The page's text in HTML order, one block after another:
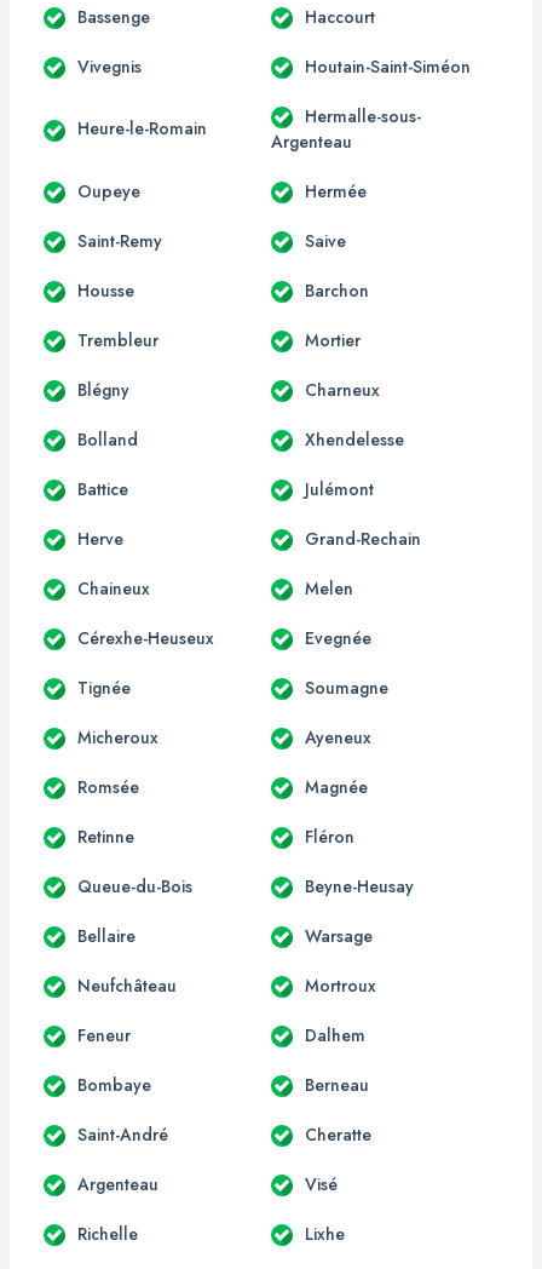
Bassenge Haccourt
Vivegnis Houtain-Saint-Siméon
Heure-le-Romain
Hermalle-sous-
Argenteau
Oupeye Hermée
Saint-Remy Saive
Housse Barchon
Trembleur Mortier
Blégny Charneux
Bolland Xhendelesse
Battice Julémont
Herve Grand-Rechain
Chaineux Melen
Cérexhe-Heuseux Evegnée
Tignée Soumagne
Micheroux Ayeneux
Romsée Magnée
Retinne Fléron
Queue-du-Bois Beyne-Heusay
Bellaire Warsage
Neufchâteau Mortroux
Feneur Dalhem
Bombaye Berneau
Saint-André Cheratte
Argenteau Visé
Richelle Lixhe